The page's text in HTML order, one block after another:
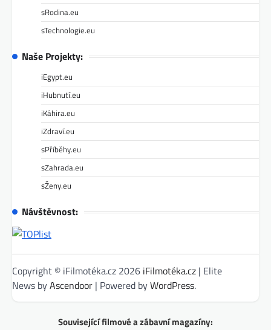
sRodina.eu
sTechnologie.eu
Naše Projekty:
iEgypt.eu
iHubnutí.eu
iKáhira.eu
iZdraví.eu
sPříběhy.eu
sZahrada.eu
sŽeny.eu
Návštěvnost:
Copyright © iFilmotéka.cz 2026 iFilmotéka.cz | Elite
News byAscendoor | Powered byWordPress.
Související filmové a zábavní magazíny: